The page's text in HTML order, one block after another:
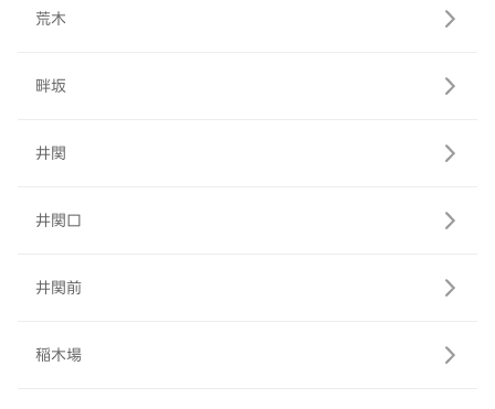
荒木
畔坂
井関
井関口
井関前
稲木場